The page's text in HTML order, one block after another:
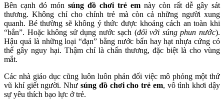
Bên cạnh đó món súng đồ chơi trẻ em này còn rất dễ gây sát
thương. Không chỉ cho chính trẻ mà còn cả những người xung
quanh. Bé thường sẽ không ý thức được khoảng cách an toàn khi
“bắn”. Hoặc không sử dụng nước sạch (đối với súng phun nước).
Hậu quả là những loại “đạn” bằng nước bẩn hay hạt nhựa cứng có
thể gây nguy hại. Thậm chí là chấn thương, đặc biệt là cho vùng
mắt.
Các nhà giáo dục cũng luôn luôn phản đối việc mô phỏng một thứ
vũ khí giết người. Như súng đồ chơi cho trẻ em, vô tình khơi dậy
sự yêu thích bạo lực ở trẻ.